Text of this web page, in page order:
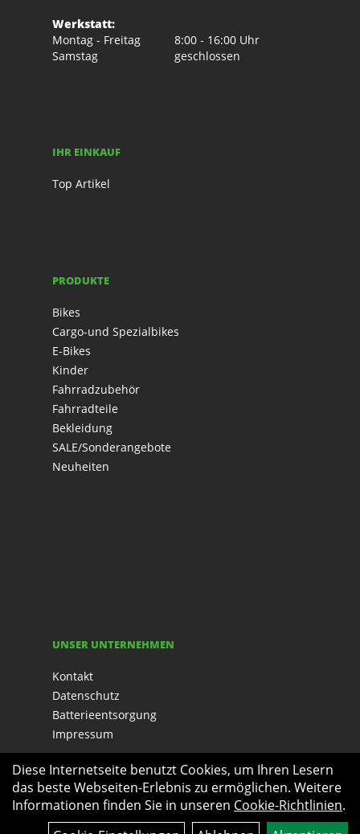
Werkstatt:
Montag - Freitag
8:00 - 16:00 Uhr
Samstag
geschlossen
IHR EINKAUF
Top Artikel
PRODUKTE
Bikes
Cargo-und Spezialbikes
E-Bikes
Kinder
Fahrradzubehör
Fahrradteile
Bekleidung
SALE/Sonderangebote
Neuheiten
UNSER UNTERNEHMEN
Kontakt
Datenschutz
Batterieentsorgung
Impressum
Diese Internetseite benutzt Cookies, um Ihren Lesern
das beste Webseiten-Erlebnis zu ermöglichen. Weitere
Informationen finden Sie in unseren Cookie-Richtlinien.